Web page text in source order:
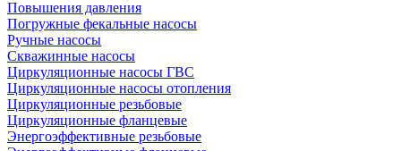
Повышения давления
Погружные фекальные насосы
Ручные насосы
Скважинные насосы
Циркуляционные насосы ГВС
Циркуляционные насосы отопления
Циркуляционные резьбовые
Циркуляционные фланцевые
Энергоэффективные резьбовые